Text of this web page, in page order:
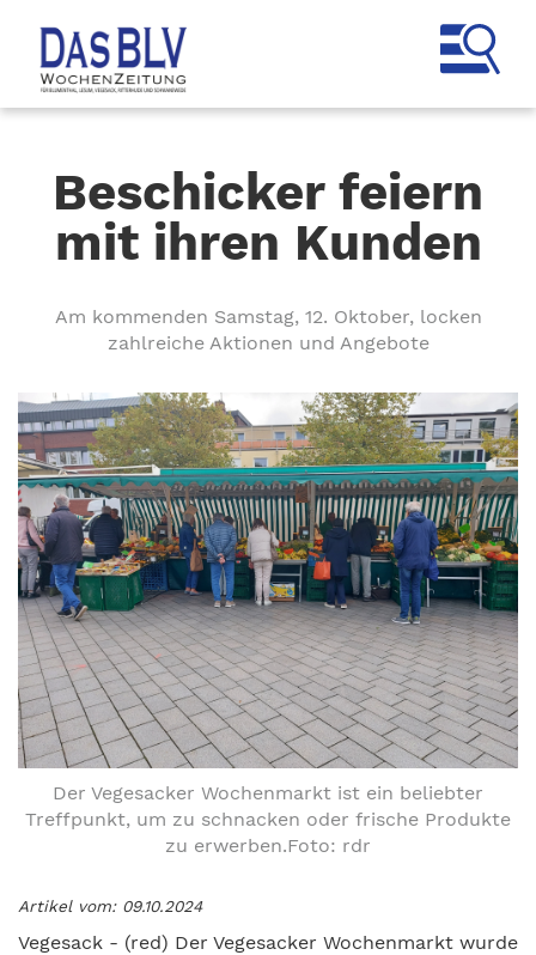
Beschicker feiern
mit ihren Kunden
Am kommenden Samstag, 12. Oktober, locken
zahlreiche Aktionen und Angebote
Der Vegesacker Wochenmarkt ist ein beliebter
Treffpunkt, um zu schnacken oder frische Produkte
zu erwerben.Foto: rdr
Artikel vom: 09.10.2024
Vegesack - (red) Der Vegesacker Wochenmarkt wurde